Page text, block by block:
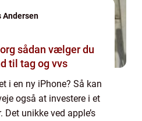
Andersen
du
til tag og vvs
i en ny iPhone? Så kan
også at investere i et
unikke ved apple’s